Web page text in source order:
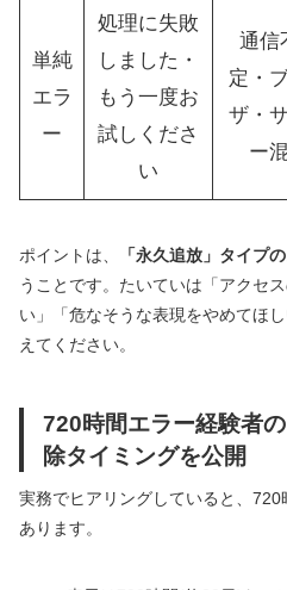
単純
エラ
ー
処理に失敗
しました・
もう一度お
試しくださ
い
通信
定・
ザ・
ー
ポイントは、 「永久追放」タイプ
うことです。たいていは「アクセ
い」「危なそうな表現をやめてほ
えてください。
720時間エラー経験者
除タイミングを公開
実務でヒアリングしていると、
あります。